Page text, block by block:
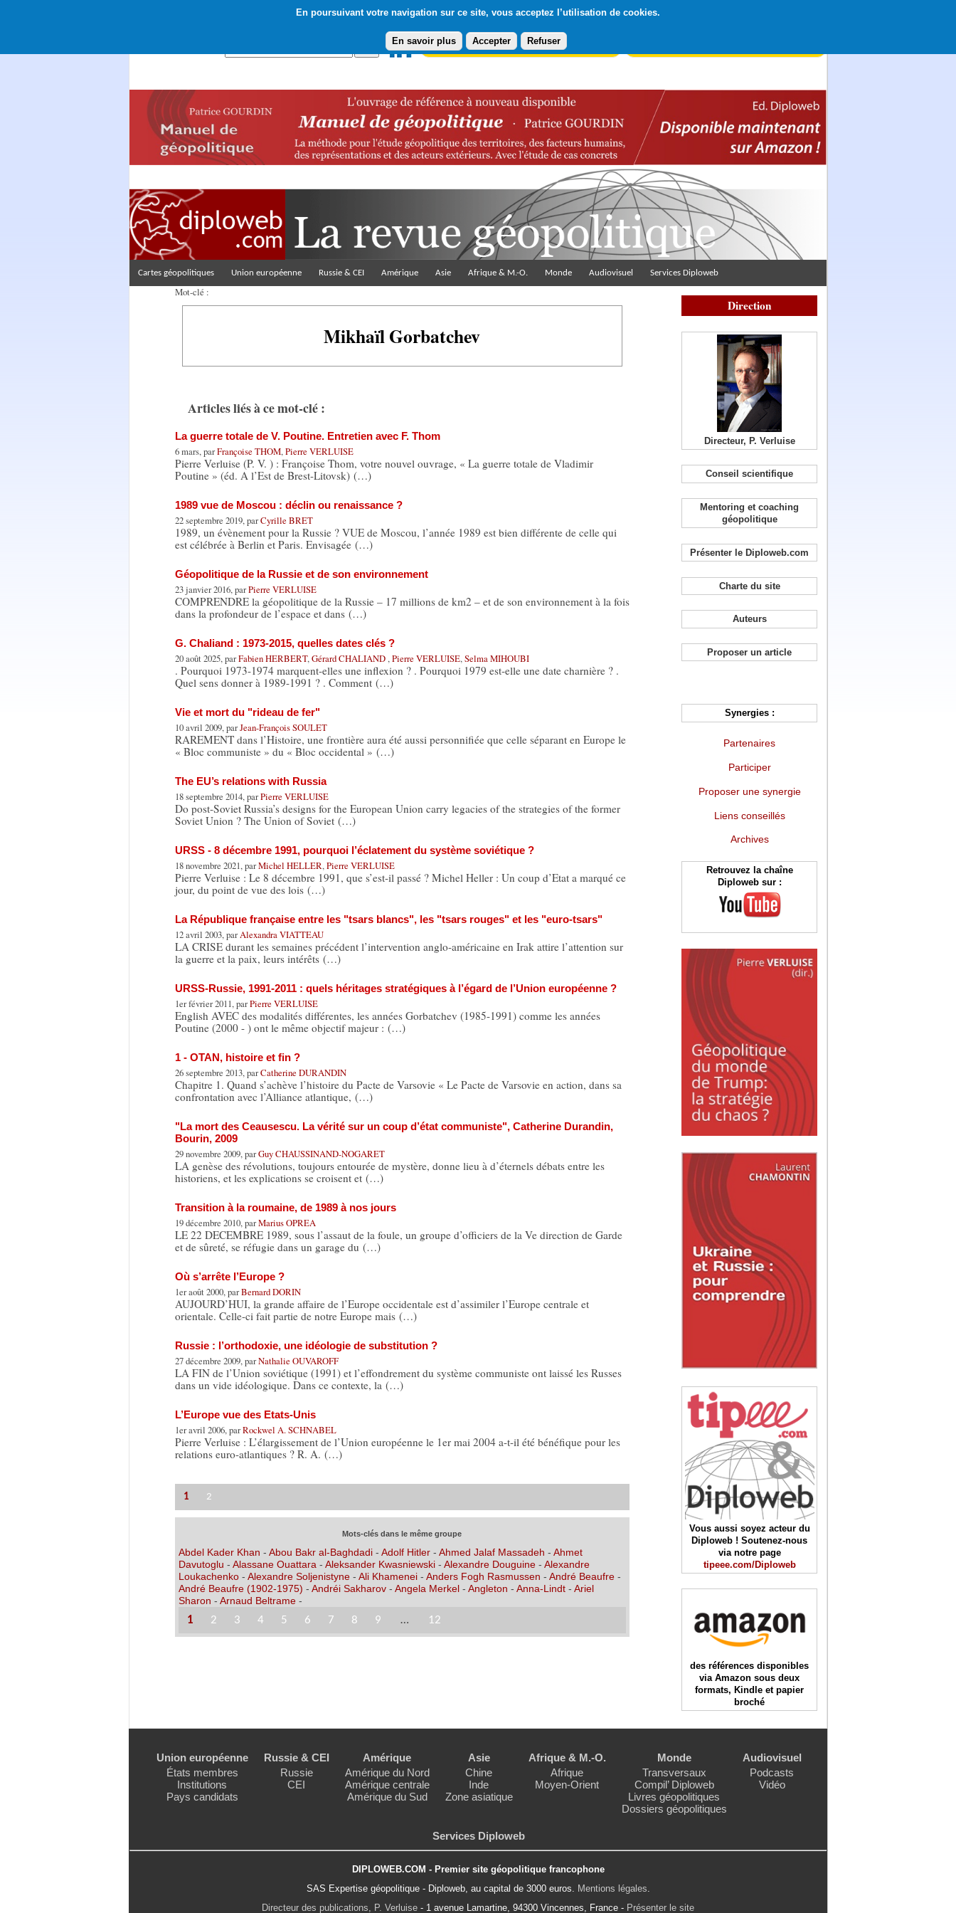
En poursuivant votre navigation sur ce site, vous acceptez l’utilisation de cookies.
En savoir plus Accepter Refuser
Abonnement gratuit à la Lettre du Diploweb
Cartes géopolitiques Union européenne Russie & CEI Amérique Asie Afrique & M.-O. Monde Audiovisuel Services Diploweb
Mot-clé :
Mikhaïl Gorbatchev
Articles liés à ce mot-clé :
La guerre totale de V. Poutine. Entretien avec F. Thom
6 mars, parFrançoise THOM,Pierre VERLUISE
Pierre Verluise (P. V. ) : Françoise Thom, votre nouvel ouvrage, « La guerre totale de Vladimir
Poutine » (éd. A l’Est de Brest-Litovsk) (…)
1989 vue de Moscou : déclin ou renaissance ?
22 septembre 2019, parCyrille BRET
1989, un évènement pour la Russie ? VUE de Moscou, l’année 1989 est bien différente de celle qui
est célébrée à Berlin et Paris. Envisagée (…)
Géopolitique de la Russie et de son environnement
23 janvier 2016, parPierre VERLUISE
COMPRENDRE la géopolitique de la Russie – 17 millions de km2 – et de son environnement à la fois
dans la profondeur de l’espace et dans (…)
G. Chaliand : 1973-2015, quelles dates clés ?
20 août 2025, parFabien HERBERT,Gérard CHALIAND,Pierre VERLUISE,Selma MIHOUBI
. Pourquoi 1973-1974 marquent-elles une inflexion ? . Pourquoi 1979 est-elle une date charnière ? .
Quel sens donner à 1989-1991 ? . Comment (…)
Vie et mort du "rideau de fer"
10 avril 2009, parJean-François SOULET
RAREMENT dans l’Histoire, une frontière aura été aussi personnifiée que celle séparant en Europe le
« Bloc communiste » du « Bloc occidental » (…)
The EU’s relations with Russia
18 septembre 2014, parPierre VERLUISE
Do post-Soviet Russia’s designs for the European Union carry legacies of the strategies of the former
Soviet Union ? The Union of Soviet (…)
URSS - 8 décembre 1991, pourquoi l’éclatement du système soviétique ?
18 novembre 2021, parMichel HELLER,Pierre VERLUISE
Pierre Verluise : Le 8 décembre 1991, que s’est-il passé ? Michel Heller : Un coup d’Etat a marqué ce
jour, du point de vue des lois (…)
La République française entre les "tsars blancs", les "tsars rouges" et les "euro-tsars"
12 avril 2003, parAlexandra VIATTEAU
LA CRISE durant les semaines précédent l’intervention anglo-américaine en Irak attire l’attention sur
la guerre et la paix, leurs intérêts (…)
URSS-Russie, 1991-2011 : quels héritages stratégiques à l’égard de l’Union européenne ?
1er février 2011, parPierre VERLUISE
English AVEC des modalités différentes, les années Gorbatchev (1985-1991) comme les années
Poutine (2000 - ) ont le même objectif majeur : (…)
1 - OTAN, histoire et fin ?
26 septembre 2013, parCatherine DURANDIN
Chapitre 1. Quand s’achève l’histoire du Pacte de Varsovie « Le Pacte de Varsovie en action, dans sa
confrontation avec l’Alliance atlantique, (…)
"La mort des Ceausescu. La vérité sur un coup d’état communiste", Catherine Durandin,
Bourin, 2009
29 novembre 2009, parGuy CHAUSSINAND-NOGARET
LA genèse des révolutions, toujours entourée de mystère, donne lieu à d’éternels débats entre les
historiens, et les explications se croisent et (…)
Transition à la roumaine, de 1989 à nos jours
19 décembre 2010, parMarius OPREA
LE 22 DECEMBRE 1989, sous l’assaut de la foule, un groupe d’officiers de la Ve direction de Garde
et de sûreté, se réfugie dans un garage du (…)
Où s’arrête l’Europe ?
1er août 2000, parBernard DORIN
AUJOURD’HUI, la grande affaire de l’Europe occidentale est d’assimiler l’Europe centrale et
orientale. Celle-ci fait partie de notre Europe mais (…)
Russie : l’orthodoxie, une idéologie de substitution ?
27 décembre 2009, parNathalie OUVAROFF
LA FIN de l’Union soviétique (1991) et l’effondrement du système communiste ont laissé les Russes
dans un vide idéologique. Dans ce contexte, la (…)
L’Europe vue des Etats-Unis
1er avril 2006, parRockwel A. SCHNABEL
Pierre Verluise : L’élargissement de l’Union européenne le 1er mai 2004 a-t-il été bénéfique pour les
relations euro-atlantiques ? R. A. (…)
1 2
Mots-clés dans le même groupe
Abdel Kader Khan - Abou Bakr al-Baghdadi - Adolf Hitler- Ahmed Jalaf Massadeh - Ahmet
Davutoglu - Alassane Ouattara - Aleksander Kwasniewski- Alexandre Douguine- Alexandre
Loukachenko- Alexandre Soljenistyne- Ali Khamenei- Anders Fogh Rasmussen - André Beaufre -
André Beaufre (1902-1975) - Andréi Sakharov- Angela Merkel- Angleton - Anna-Lindt- Ariel
Sharon - Arnaud Beltrame-
1 2 3 4 5 6 7 8 9 … 12
Direction
Directeur, P. Verluise
Conseil scientifique
Mentoring et coaching
géopolitique
Présenter le Diploweb.com
Charte du site
Auteurs
Proposer un article
Synergies :
Partenaires
Participer
Proposer une synergie
Liens conseillés
Archives
Retrouvez la chaîne
Diploweb sur :
Vous aussi soyez acteur du
Diploweb ! Soutenez-nous
via notre page
tipeee.com/Diploweb
des références disponibles
via Amazon sous deux
formats, Kindle et papier
broché
Union européenne
États membres
Institutions
Pays candidats
Russie & CEI
Russie
CEI
Amérique
Amérique du Nord
Amérique centrale
Amérique du Sud
Asie
Chine
Inde
Zone asiatique
Afrique & M.-O.
Afrique
Moyen-Orient
Monde
Transversaux
Compil’ Diploweb
Livres géopolitiques
Dossiers géopolitiques
Audiovisuel
Podcasts
Vidéo
Services Diploweb
DIPLOWEB.COM - Premier site géopolitique francophone
SAS Expertise géopolitique - Diploweb, au capital de 3000 euros.
Mentions légales
Directeur des publications, P. Verluise - 1 avenue Lamartine, 94300 Vincennes, France - Présenter le site